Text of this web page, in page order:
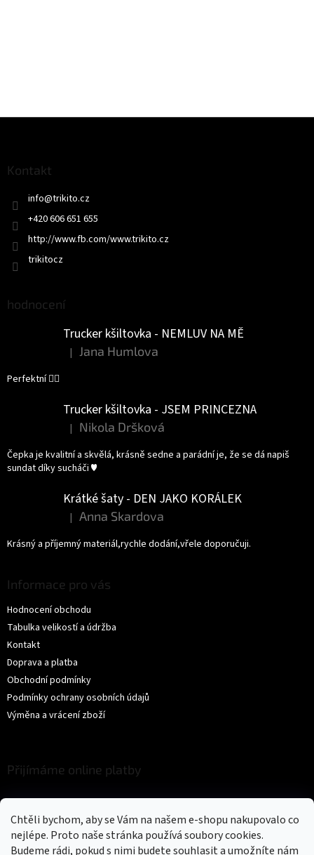
Chtěli bychom, aby se Vám na našem e-shopu nakupovalo co
nejlépe. Proto naše stránka používá soubory cookies.
Budeme rádi, pokud s nimi budete souhlasit a umožníte nám
Kontakt
info@trikito.cz
+420 606 651 655
http://www.fb.com/www.trikito.cz
trikitocz
hodnocení
Trucker kšiltovka - NEMLUV NA MĚ
Hodnocení produktu je 5 z 5 hvězdiček.
| Jana Humlova
Perfektní 👌🏻
Trucker kšiltovka - JSEM PRINCEZNA
Hodnocení produktu je 5 z 5 hvězdiček.
| Nikola Dršková
Čepka je kvalitní a skvělá, krásně sedne a parádní je, že se dá napiš
sundat díky sucháči ♥️
Krátké šaty - DEN JAKO KORÁLEK
Hodnocení produktu je 5 z 5 hvězdiček.
| Anna Skardova
Krásný a příjemný materiál,rychle dodání,vřele doporučuji.
Informace pro vás
Hodnocení obchodu
Tabulka velikostí a údržba
Kontakt
Doprava a platba
Obchodní podmínky
Podmínky ochrany osobních údajů
Výměna a vrácení zboží
Přijímáme online platby